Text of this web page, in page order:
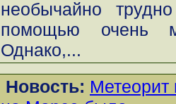
необычайно
помощью очень
Однако,...
Новость: Метеорит